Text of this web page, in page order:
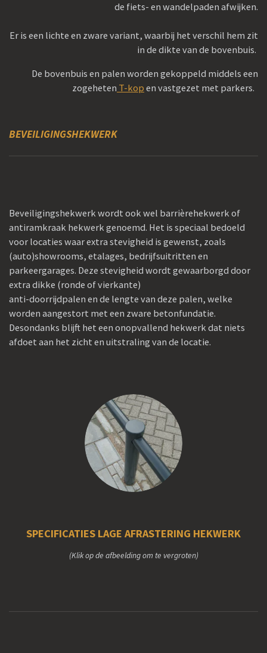
de fiets- en wandelpaden afwijken.
Er is een lichte en zware variant, waarbij het verschil hem zit
in de dikte van de bovenbuis.
De bovenbuis en palen worden gekoppeld middels een
zogeheten T-kop en vastgezet met parkers.
BEVEILIGINGSHEKWERK
Beveiligingshekwerk wordt ook wel barrièrehekwerk of
antiramkraak hekwerk genoemd. Het is speciaal bedoeld
voor locaties waar extra stevigheid is gewenst, zoals
(auto)showrooms, etalages, bedrijfsuitritten en
parkeergarages. Deze stevigheid wordt gewaarborgd door
extra dikke (ronde of vierkante)
anti-doorrijdpalen en de lengte van deze palen, welke
worden aangestort met een zware betonfundatie.
Desondanks blijft het een onopvallend hekwerk dat niets
afdoet aan het zicht en uitstraling van de locatie.
SPECIFICATIES LAGE AFRASTERING HEKWERK
(Klik op de afbeelding om te vergroten)